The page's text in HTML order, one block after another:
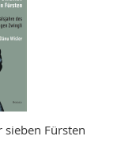
sieben Fürsten